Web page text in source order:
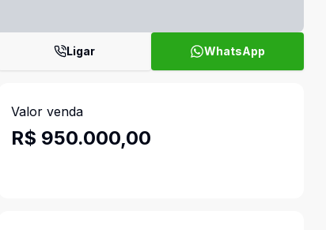
Ligar WhatsApp
Valor venda
R$ 950.000,00